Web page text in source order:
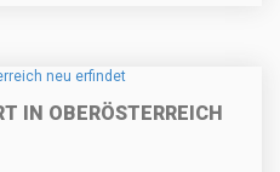
IN OBERÖSTERREICH